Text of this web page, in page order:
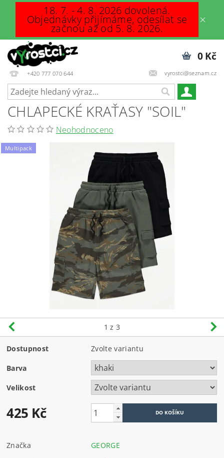
18. 7. - 4. 8. 2026 dovolená.
Objednávky přijímáme, odesílat se
začnou až od 5. 8. 2026.
+420 777 070 644 vyrostci@seznam.cz
0 Kč
CHLAPECKÉ KRAŤASY "SOIL"
Neohodnoceno
Multipack
1 z 3
Dostupnost Zvolte variantu
Barva
Velikost
425 Kč
Značka
GEORGE